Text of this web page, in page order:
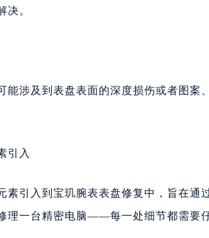
决。
能涉及到表盘表面的深度损伤或者图
引入
素引入到宝玑腕表表盘修复中，旨在
理一台精密电脑——每一处细节都需要